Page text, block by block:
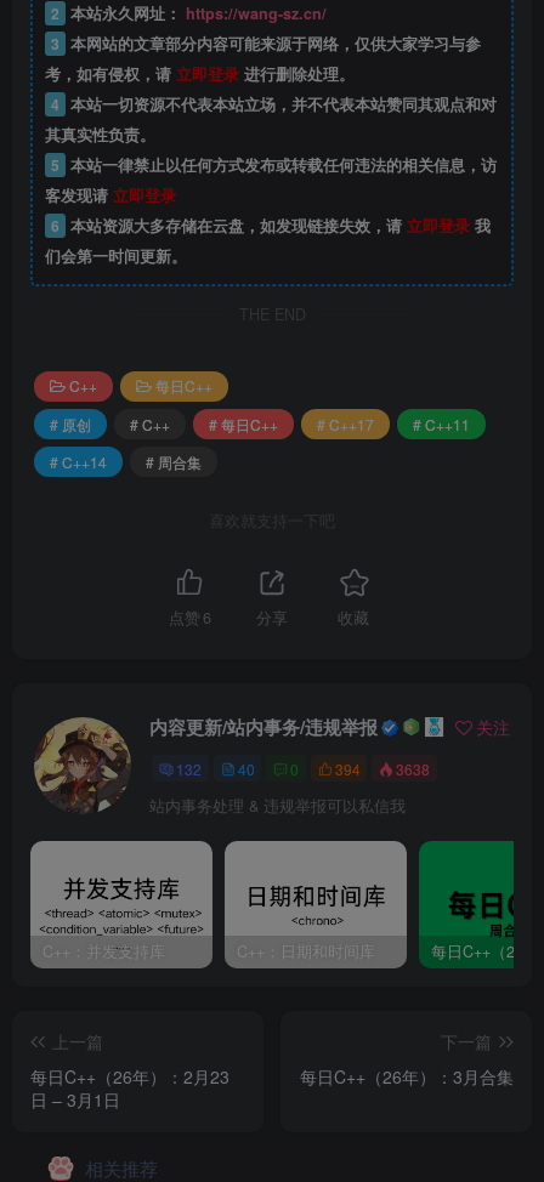
2 本站永久网址： https://wang-sz.cn/
3 本网站的文章部分内容可能来源于网络，仅供大家学习与参
考，如有侵权，请 立即登录 进行删除处理。
4 本站一切资源不代表本站立场，并不代表本站赞同其观点和对
其真实性负责。
5 本站一律禁止以任何方式发布或转载任何违法的相关信息，访
客发现请 立即登录
6 本站资源大多存储在云盘，如发现链接失效，请 立即登录 我
们会第一时间更新。
THE END
C++
每日C++
# 原创
# C++ # 每日C++ # C++17
# C++11
# C++14
# 周合集
喜欢就支持一下吧
点赞 6 分享 收藏
内容更新/站内事务/违规举报 关注
132 40 0 394 3638
站内事务处理 & 违规举报可以私信我
C++：并发支持库 C++：日期和时间库
上一篇
每日C++（26年）：2月23
日 – 3月1日
下一篇
每日C++（26年）：3月合集
相关推荐